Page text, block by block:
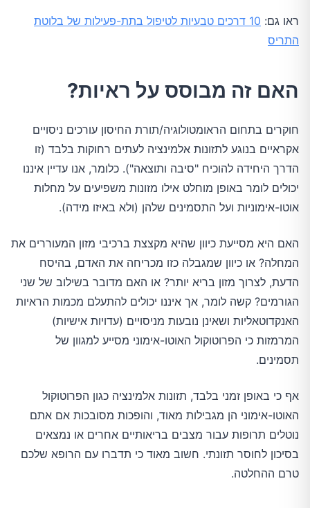
ראו גם:
10 דרכים טבעיות לטיפול בתת-פעילות של בלוטת
התריס
האם זה מבוסס על ראיות?
חוקרים בתחום הראומטולוגיה/תורת החיסון עורכים ניסויים
אקראיים בנוגע לתזונות אלמינציה לעתים רחוקות בלבד (זו
הדרך היחידה להוכיח "סיבה ותוצאה"). כלומר, אנו עדיין איננו
יכולים לומר באופן מוחלט אילו מזונות משפיעים על מחלות
אוטו-אימוניות ועל התסמינים שלהן (ולא באיזו מידה).
האם היא מסייעת כיוון שהיא מקצצת ברכיבי מזון המעוררים את
המחלה? או כיוון שמגבלה כזו מכריחה את האדם, בהיסח
הדעת, לצרוך מזון בריא יותר? או האם מדובר בשילוב של שני
הגורמים? קשה לומר, אך איננו יכולים להתעלם מכמות הראיות
האנקדוטאליות ושאינן נובעות מניסויים (עדויות אישיות)
המרמזות כי הפרוטוקול האוטו-אימוני מסייע למגוון של
תסמינים.
אף כי באופן זמני בלבד, תזונות אלמינציה כגון הפרוטוקול
האוטו-אימוני הן מגבילות מאוד, והופכות מסובכות אם אתם
נוטלים תרופות עבור מצבים בריאותיים אחרים או נמצאים
בסיכון לחוסר תזונתי. חשוב מאוד כי תדברו עם הרופא שלכם
טרם ההחלטה.